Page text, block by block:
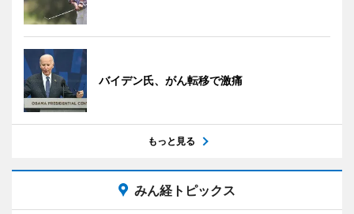
バイデン氏、がん転移で激痛
もっと見る
みん経トピックス